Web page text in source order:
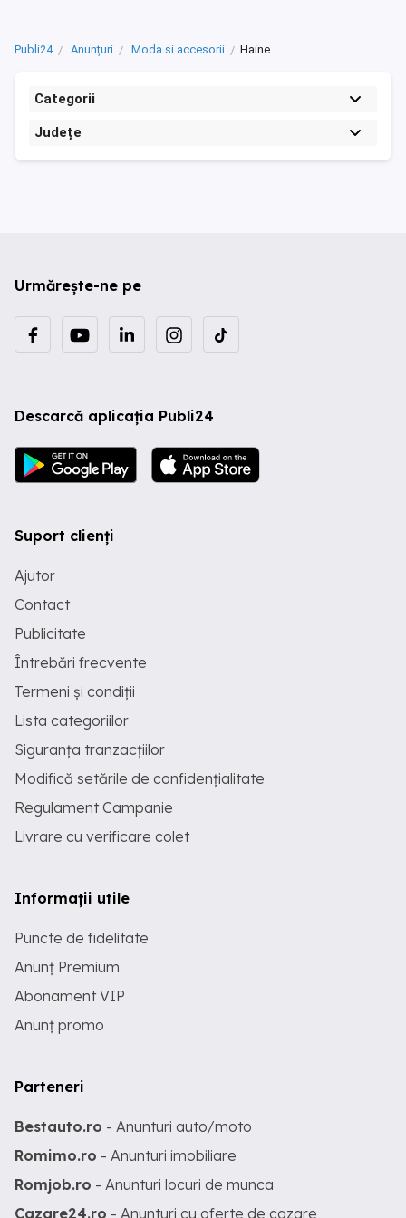
Publi24 Anunțuri Moda si accesorii Haine
Categorii
Județe
Urmărește-ne pe
Descarcă aplicația Publi24
Suport clienți
Ajutor
Contact
Publicitate
Întrebări frecvente
Termeni și condiții
Lista categoriilor
Siguranța tranzacțiilor
Modifică setările de confidențialitate
Regulament Campanie
Livrare cu verificare colet
Informații utile
Puncte de fidelitate
Anunț Premium
Abonament VIP
Anunț promo
Parteneri
Bestauto.ro - Anunturi auto/moto
Romimo.ro - Anunturi imobiliare
Romjob.ro - Anunturi locuri de munca
Cazare24.ro - Anunturi cu oferte de cazare